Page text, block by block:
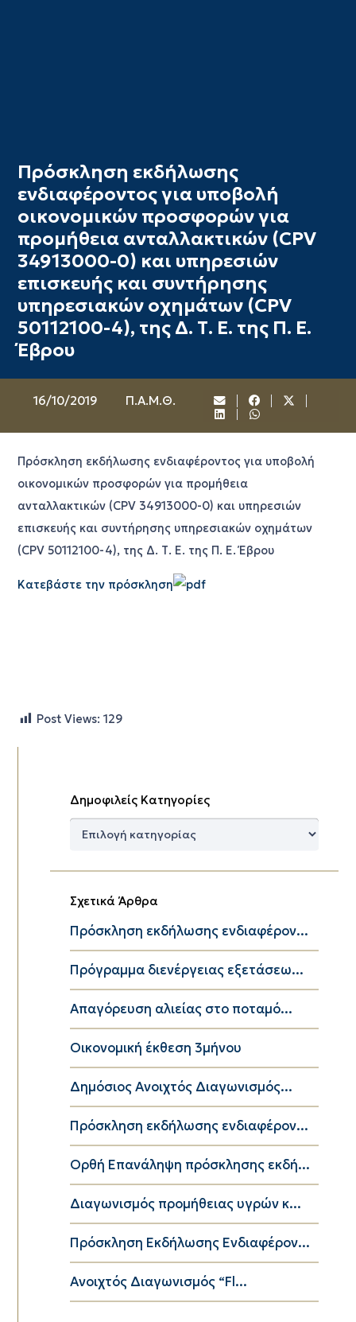
Πρόσκληση εκδήλωσης
ενδιαφέροντος για υποβολή
οικονομικών προσφορών για
προμήθεια ανταλλακτικών (CPV
34913000-0) και υπηρεσιών
επισκευής και συντήρησης
υπηρεσιακών οχημάτων (CPV
50112100-4), της Δ. Τ. Ε. της Π. Ε.
Έβρου
16/10/2019 Π.Α.Μ.Θ.
Πρόσκληση εκδήλωσης ενδιαφέροντος για υποβολή
οικονομικών προσφορών για προμήθεια
ανταλλακτικών (CPV 34913000-0) και υπηρεσιών
επισκευής και συντήρησης υπηρεσιακών οχημάτων
(CPV 50112100-4), της Δ. Τ. Ε. της Π. Ε. Έβρου
Κατεβάστε την πρόσκληση
Post Views: 129
Δημοφιλείς Κατηγορίες
Δημοφιλείς
Σχετικά Άρθρα
Πρόσκληση εκδήλωσης ενδιαφέρον...
Πρόγραμμα διενέργειας εξετάσεω...
Απαγόρευση αλιείας στο ποταμό...
Οικονομική έκθεση 3μήνου
Δημόσιος Ανοιχτός Διαγωνισμός...
Πρόσκληση εκδήλωσης ενδιαφέρον...
Ορθή Επανάληψη πρόσκλησης εκδή...
Διαγωνισμός προμήθειας υγρών κ...
Πρόσκληση Εκδήλωσης Ενδιαφέρον...
Ανοιχτός Διαγωνισμός “Fl...